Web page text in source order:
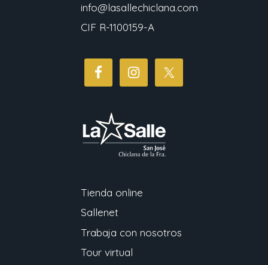
info@lasallechiclana.com
CIF R-1100159-A
Tienda online
Sallenet
Trabaja con nosotros
Tour virtual